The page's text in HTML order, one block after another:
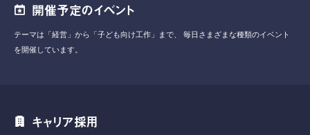
開催予定のイベント
テーマは「経営」から「子ども向け工作」まで、
毎日さまざまな種類のイベント
を開催しています。
キャリア採用